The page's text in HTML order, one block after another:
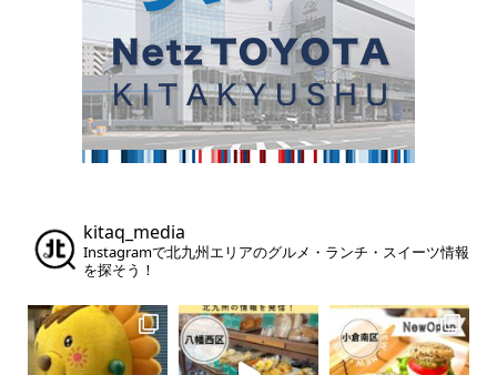
kitaq_media
Instagramで北九州エリアのグルメ・ランチ・スイーツ情報
を探そう！